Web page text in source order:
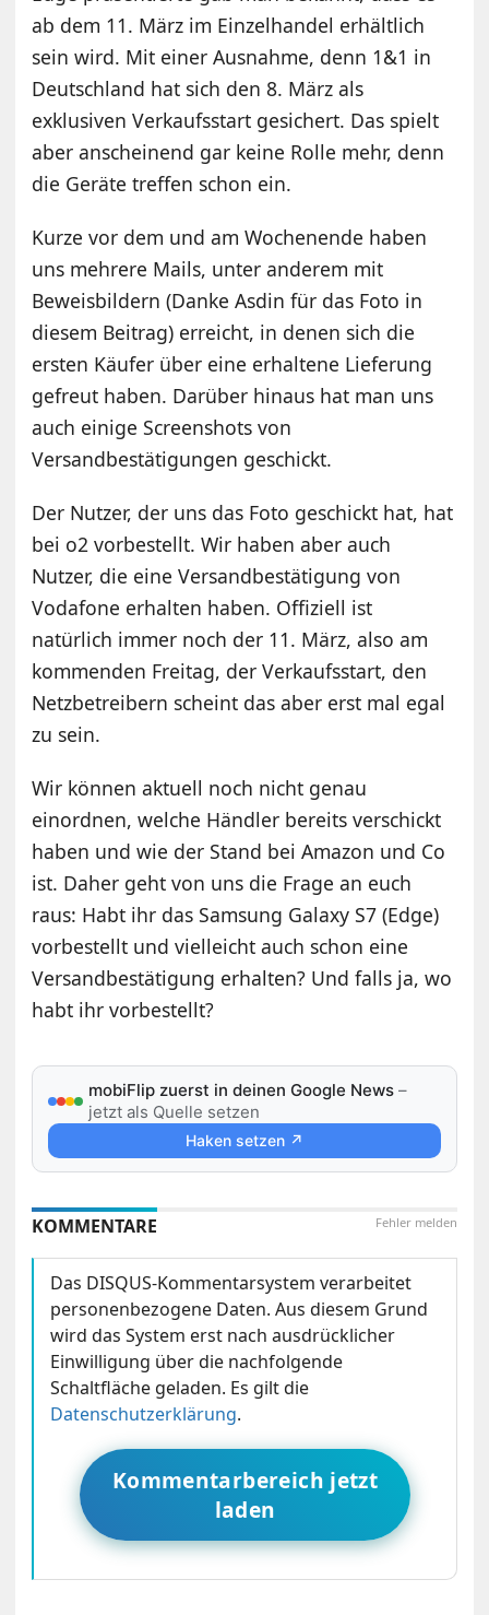
ab dem 11. März im Einzelhandel erhältlich
sein wird. Mit einer Ausnahme, denn 1&1 in
Deutschland hat sich den 8. März als
exklusiven Verkaufsstart gesichert. Das spielt
aber anscheinend gar keine Rolle mehr, denn
die Geräte treffen schon ein.
Kurze vor dem und am Wochenende haben
uns mehrere Mails, unter anderem mit
Beweisbildern (Danke Asdin für das Foto in
diesem Beitrag) erreicht, in denen sich die
ersten Käufer über eine erhaltene Lieferung
gefreut haben. Darüber hinaus hat man uns
auch einige Screenshots von
Versandbestätigungen geschickt.
Der Nutzer, der uns das Foto geschickt hat, hat
bei o2 vorbestellt. Wir haben aber auch
Nutzer, die eine Versandbestätigung von
Vodafone erhalten haben. Offiziell ist
natürlich immer noch der 11. März, also am
kommenden Freitag, der Verkaufsstart, den
Netzbetreibern scheint das aber erst mal egal
zu sein.
Wir können aktuell noch nicht genau
einordnen, welche Händler bereits verschickt
haben und wie der Stand bei Amazon und Co
ist. Daher geht von uns die Frage an euch
raus: Habt ihr das Samsung Galaxy S7 (Edge)
vorbestellt und vielleicht auch schon eine
Versandbestätigung erhalten? Und falls ja, wo
habt ihr vorbestellt?
mobiFlip zuerst in deinen Google News –
jetzt als Quelle setzen
Haken setzen ↗
Fehler melden
KOMMENTARE
Das DISQUS-Kommentarsystem verarbeitet
personenbezogene Daten. Aus diesem Grund
wird das System erst nach ausdrücklicher
Einwilligung über die nachfolgende
Schaltfläche geladen. Es gilt die
Datenschutzerklärung.
Kommentarbereich jetzt
laden